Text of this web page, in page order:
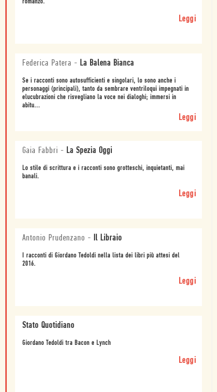
romanzo.
Leggi
Federica Patera - La Balena Bianca
Se i racconti sono autosufficienti e singolari, lo sono anche i
personaggi (principali), tanto da sembrare ventriloqui impegnati in
elucubrazioni che risvegliano la voce nei dialoghi; immersi in
abitu...
Leggi
Gaia Fabbri - La Spezia Oggi
Lo stile di scrittura e i racconti sono grotteschi, inquietanti, mai
banali.
Leggi
Antonio Prudenzano - Il Libraio
I racconti di Giordano Tedoldi nella lista dei libri più attesi del
2016.
Leggi
Stato Quotidiano
Giordano Tedoldi tra Bacon e Lynch
Leggi